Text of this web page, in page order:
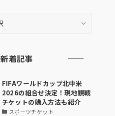
新着記事
FIFAワールドカップ北中米
2026の組合せ決定！現地観戦
チケットの購入方法も紹介
スポーツチケット